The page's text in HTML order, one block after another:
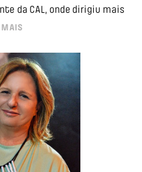
da CAL, onde dirigiu mais
MAIS